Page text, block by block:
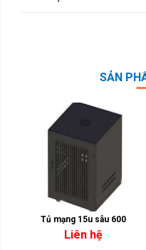
SẢN
Tủ mạng 15u sâu 600
Liên hệ